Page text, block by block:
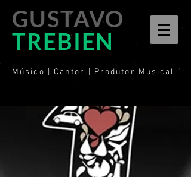
GUSTAVO
TREBIEN
Músico | Cantor | Produtor Musical